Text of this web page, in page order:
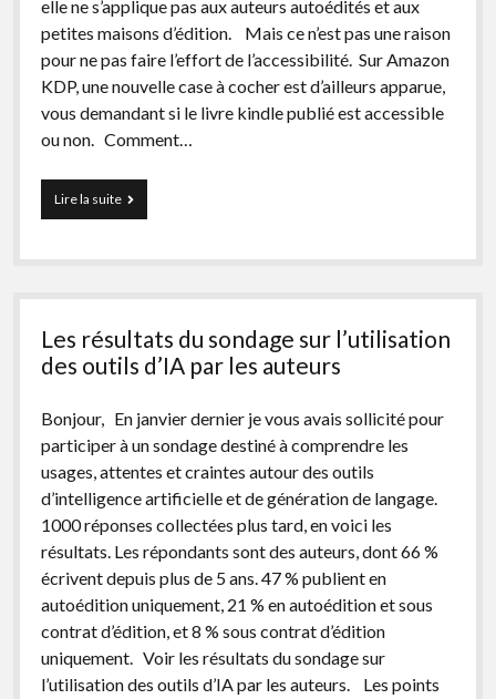
elle ne s’applique pas aux auteurs autoédités et aux
petites maisons d’édition. Mais ce n’est pas une raison
pour ne pas faire l’effort de l’accessibilité. Sur Amazon
KDP, une nouvelle case à cocher est d’ailleurs apparue,
vous demandant si le livre kindle publié est accessible
ou non. Comment…
Lire la suiteAuteurs
:
son
numérique
est-
il
une
obligation
légale
?
Les résultats du sondage sur l’utilisation
des outils d’IA par les auteurs
Bonjour, En janvier dernier je vous avais sollicité pour
participer à un sondage destiné à comprendre les
usages, attentes et craintes autour des outils
d’intelligence artificielle et de génération de langage.
1000 réponses collectées plus tard, en voici les
résultats. Les répondants sont des auteurs, dont 66 %
écrivent depuis plus de 5 ans. 47 % publient en
autoédition uniquement, 21 % en autoédition et sous
contrat d’édition, et 8 % sous contrat d’édition
uniquement. Voir les résultats du sondage sur
l’utilisation des outils d’IA par les auteurs. Les points